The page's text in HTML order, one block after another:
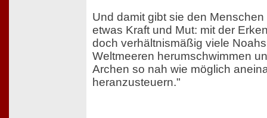
Und damit gibt sie den
etwas Kraft und Mut: mit der
doch verhältnismäßig viele
Weltmeeren herumschwimmen
Archen so nah wie möglich
heranzusteuern."